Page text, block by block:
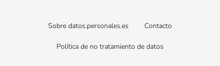
Sobre datos.personales.es Contacto
Política de no tratamiento de datos